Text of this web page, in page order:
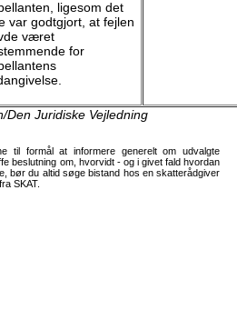
ligesom det
var godtgjort, at fejlen
været
for
Den Juridiske Vejledning
til formål at informere generelt om udvalgte
beslutning om, hvorvidt - og i givet fald hvordan
bør du altid søge bistand hos en skatterådgiver
SKAT.